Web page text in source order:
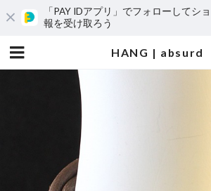
「PAY IDアプリ」でフォローしてシ
報を受け取ろう
HANG | absurd